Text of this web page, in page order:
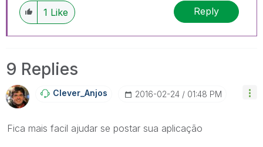
1 Like Reply
9 Replies
Clever_Anjos ‎2016-02-24 01:48 PM
Fica mais facil ajudar se postar sua aplicação